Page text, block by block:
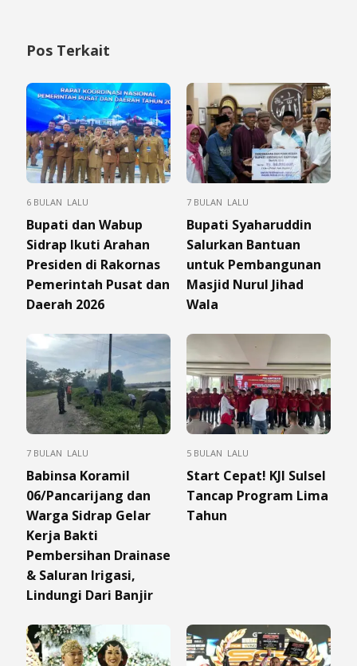
Pos Terkait
6 BULAN LALU
Bupati dan Wabup
Sidrap Ikuti Arahan
Presiden di Rakornas
Pemerintah Pusat dan
Daerah 2026
7 BULAN LALU
Bupati Syaharuddin
Salurkan Bantuan
untuk Pembangunan
Masjid Nurul Jihad
Wala
7 BULAN LALU
Babinsa Koramil
06/Pancarijang dan
Warga Sidrap Gelar
Kerja Bakti
Pembersihan Drainase
& Saluran Irigasi,
Lindungi Dari Banjir
5 BULAN LALU
Start Cepat! KJI Sulsel
Tancap Program Lima
Tahun